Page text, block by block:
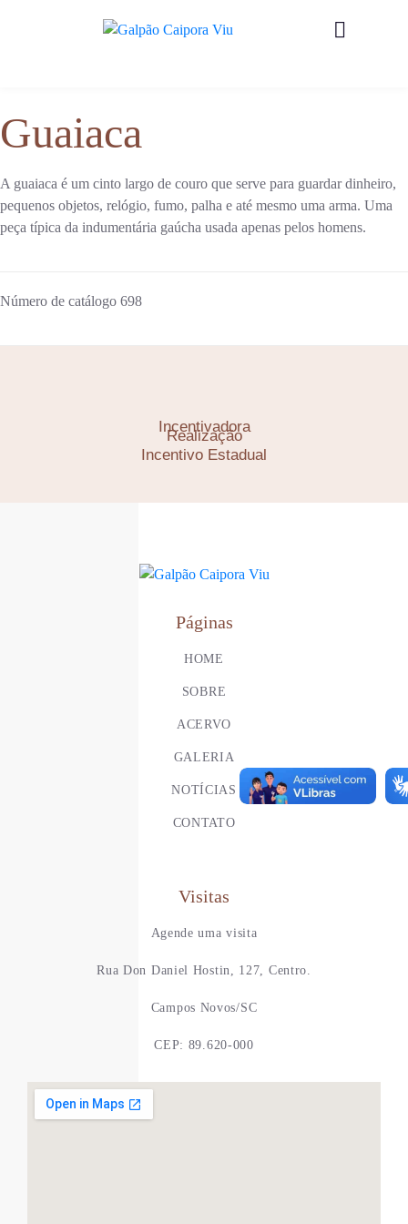
Guaiaca
A guaiaca é um cinto largo de couro que serve para guardar dinheiro,
pequenos objetos, relógio, fumo, palha e até mesmo uma arma. Uma
peça típica da indumentária gaúcha usada apenas pelos homens.
Número de catálogo 698
Realização
Incentivadora
Incentivo Estadual
Páginas
HOME
SOBRE
ACERVO
GALERIA
NOTÍCIAS
CONTATO
Visitas
Agende uma visita
Rua Don Daniel Hostin, 127, Centro.
Campos Novos/SC
CEP: 89.620-000